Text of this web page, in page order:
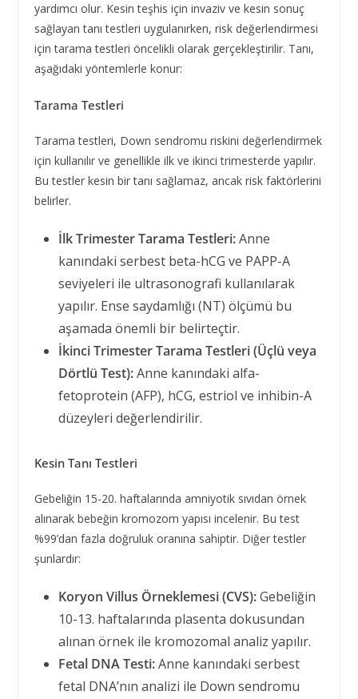
yardımcı olur. Kesin teşhis için invaziv ve kesin sonuç
sağlayan tanı testleri uygulanırken, risk değerlendirmesi
için tarama testleri öncelikli olarak gerçekleştirilir. Tanı,
aşağıdaki yöntemlerle konur:
Tarama Testleri
Tarama testleri, Down sendromu riskini değerlendirmek
için kullanılır ve genellikle ilk ve ikinci trimesterde yapılır.
Bu testler kesin bir tanı sağlamaz, ancak risk faktörlerini
belirler.
İlk Trimester Tarama Testleri:Anne
kanındaki serbest beta-hCG ve PAPP-A
seviyeleri ile ultrasonografi kullanılarak
yapılır. Ense saydamlığı (NT) ölçümü bu
aşamada önemli bir belirteçtir.
İkinci Trimester Tarama Testleri (Üçlü veya
Dörtlü Test):Anne kanındaki alfa-
fetoprotein (AFP), hCG, estriol ve inhibin-A
düzeyleri değerlendirilir.
Kesin Tanı Testleri
Gebeliğin 15-20. haftalarında amniyotik sıvıdan örnek
alınarak bebeğin kromozom yapısı incelenir. Bu test
%99’dan fazla doğruluk oranına sahiptir. Diğer testler
şunlardır:
Koryon Villus Örneklemesi (CVS):Gebeliğin
10-13. haftalarında plasenta dokusundan
alınan örnek ile kromozomal analiz yapılır.
Fetal DNA Testi:Anne kanındaki serbest
fetal DNA’nın analizi ile Down sendromu